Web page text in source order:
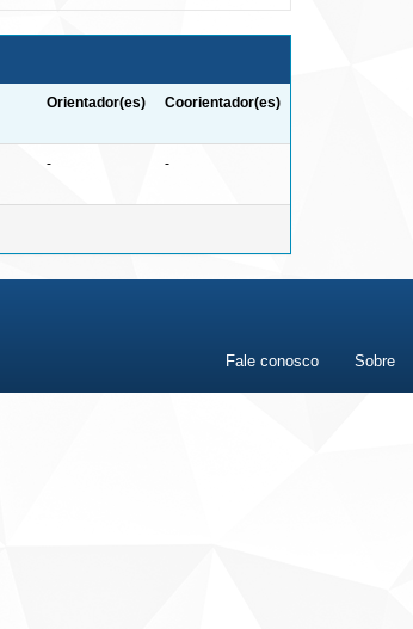
Orientador(es) Coorientador(es)
- -
Fale conosco Sobre